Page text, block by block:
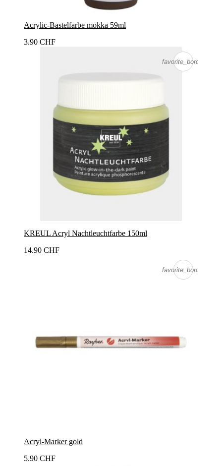
Acrylic-Bastelfarbe mokka 59ml
3.90 CHF
favorite_border
KREUL Acryl Nachtleuchtfarbe 150ml
14.90 CHF
favorite_border
Acryl-Marker gold
5.90 CHF